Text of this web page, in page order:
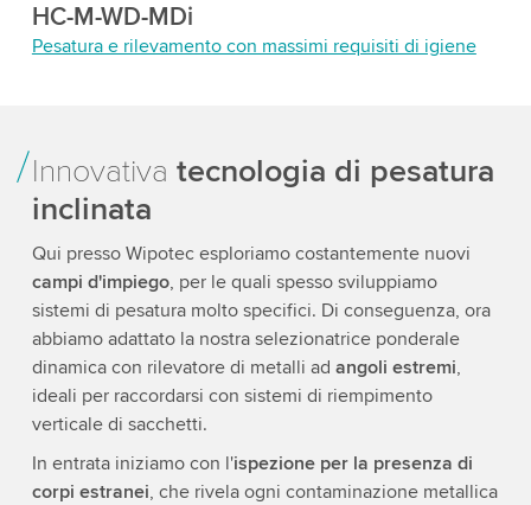
HC-M-WD-MDi
Pesatura e rilevamento con massimi requisiti di igiene
Innovativa tecnologia di pesatura
inclinata
Qui presso Wipotec esploriamo costantemente nuovi
campi d'impiego, per le quali spesso sviluppiamo
sistemi di pesatura molto specifici. Di conseguenza, ora
abbiamo adattato la nostra selezionatrice ponderale
dinamica con rilevatore di metalli ad angoli estremi,
ideali per raccordarsi con sistemi di riempimento
verticale di sacchetti.
In entrata iniziamo con l'ispezione per la presenza di
corpi estranei, che rivela ogni contaminazione metallica